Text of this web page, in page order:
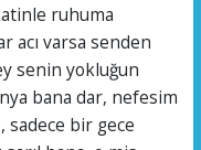
ruhuma
acı varsa senden
senin yokluğun
bana dar, nefesim
sadece bir gece